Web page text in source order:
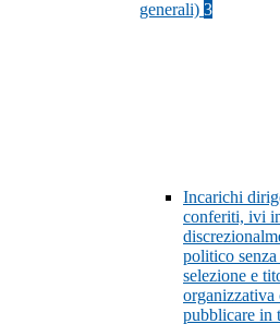
generali) 3
Incarichi
conferiti, ivi
politico
selezione e
pubblicare in